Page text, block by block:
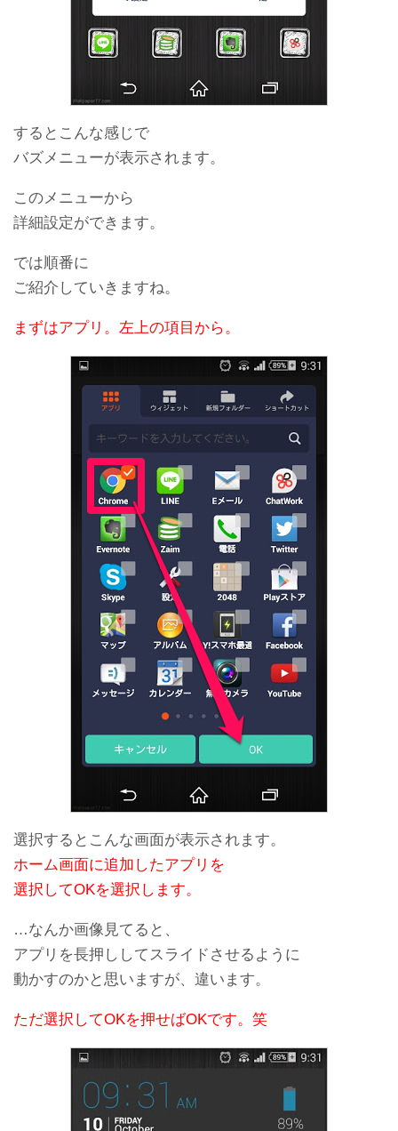
するとこんな感じで
バズメニューが表示されます。
このメニューから
詳細設定ができます。
では順番に
ご紹介していきますね。
まずはアプリ。左上の項目から。
選択するとこんな画面が表示されます。
ホーム画面に追加したアプリを
選択してOKを選択します。
…なんか画像見てると、
アプリを長押ししてスライドさせるように
動かすのかと思いますが、違います。
ただ選択してOKを押せばOKです。笑